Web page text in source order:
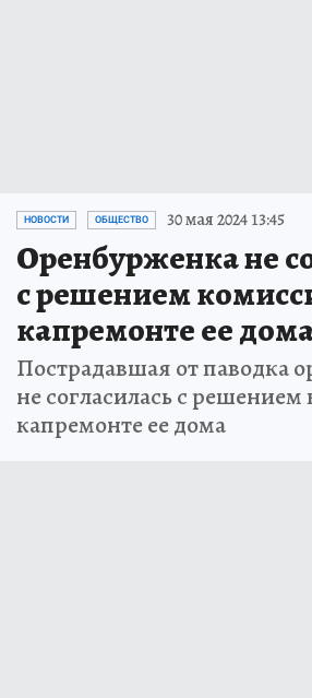
НОВОСТИ ОБЩЕСТВО 30 мая 2024 13:45
Оренбурженка не
с решением
капремонте ее
Пострадавшая от паводка
не согласилась с
капремонте ее дома